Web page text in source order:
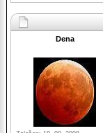
Dena